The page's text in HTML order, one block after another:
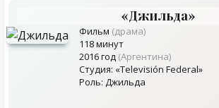
«Джильда»
Фильм (драма)
118 минут
2016 год (Аргентина)
Студия: «Televisión Federal»
Роль: Джильда